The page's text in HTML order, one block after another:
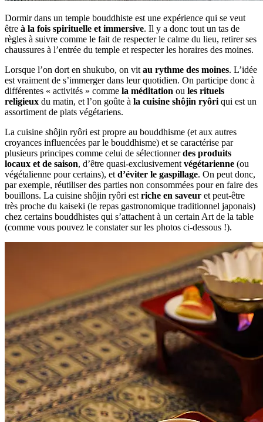
Dormir dans un temple bouddhiste est une expérience qui se veut
être à la fois spirituelle et immersive. Il y a donc tout un tas de
règles à suivre comme le fait de respecter le calme du lieu, retirer ses
chaussures à l’entrée du temple et respecter les horaires des moines.
Lorsque l’on dort en shukubo, on vit au rythme des moines. L’idée
est vraiment de s’immerger dans leur quotidien. On participe donc à
différentes « activités » comme la méditation ou les rituels
religieux du matin, et l’on goûte à la cuisine shôjin ryôri qui est un
assortiment de plats végétariens.
La cuisine shôjin ryôri est propre au bouddhisme (et aux autres
croyances influencées par le bouddhisme) et se caractérise par
plusieurs principes comme celui de sélectionnerdes produits
locaux et de saison, d’être quasi-exclusivement végétarienne (ou
végétalienne pour certains), et d’éviter le gaspillage. On peut donc,
par exemple, réutiliser des parties non consommées pour en faire des
bouillons. La cuisine shôjin ryôri est riche en saveur et peut-être
très proche du kaiseki (le repas gastronomique traditionnel japonais)
chez certains bouddhistes qui s’attachent à un certain Art de la table
(comme vous pouvez le constater sur les photos ci-dessous !).